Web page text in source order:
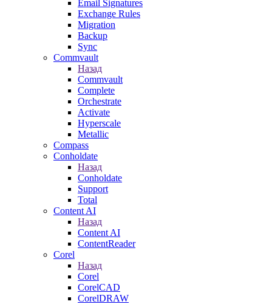
Email Signatures
Exchange Rules
Migration
Backup
Sync
Commvault
Назад
Commvault
Complete
Orchestrate
Activate
Hyperscale
Metallic
Compass
Conholdate
Назад
Conholdate
Support
Total
Content AI
Назад
Content AI
ContentReader
Corel
Назад
Corel
CorelCAD
CorelDRAW